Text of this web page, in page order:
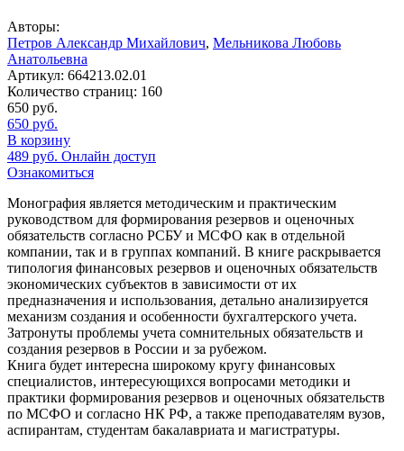
Авторы:
Петров Александр Михайлович, Мельникова Любовь
Анатольевна
Артикул: 664213.02.01
Количество страниц: 160
650 руб.
650 руб.
В корзину
489 руб. Онлайн доступ
Ознакомиться
Монография является методическим и практическим
руководством для формирования резервов и оценочных
обязательств согласно РСБУ и МСФО как в отдельной
компании, так и в группах компаний. В книге раскрывается
типология финансовых резервов и оценочных обязательств
экономических субъектов в зависимости от их
предназначения и использования, детально анализируется
механизм создания и особенности бухгалтерского учета.
Затронуты проблемы учета сомнительных обязательств и
создания резервов в России и за рубежом.
Книга будет интересна широкому кругу финансовых
специалистов, интересующихся вопросами методики и
практики формирования резервов и оценочных обязательств
по МСФО и согласно НК РФ, а также преподавателям вузов,
аспирантам, студентам бакалавриата и магистратуры.